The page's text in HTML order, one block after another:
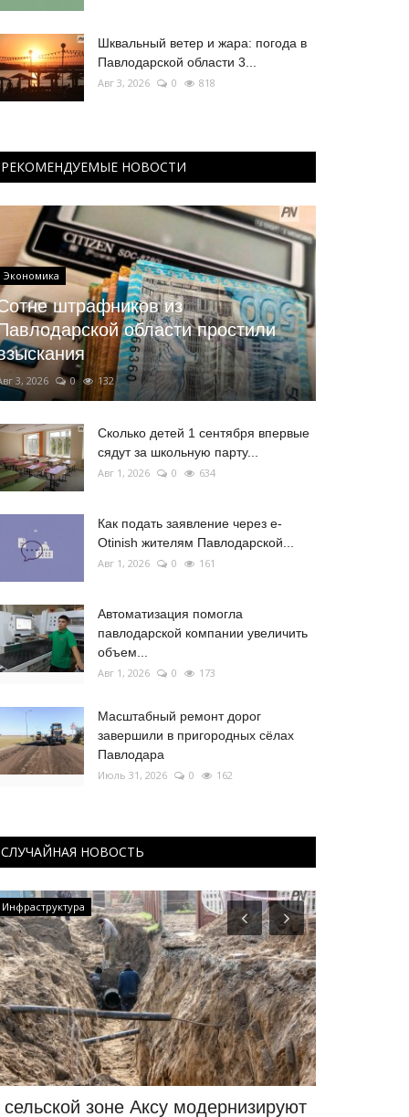
Шквальный ветер и жара: погода в
Павлодарской области 3...
Авг 3, 2026 0 818
РЕКОМЕНДУЕМЫЕ НОВОСТИ
Экономика
штрафников из
области простили
3, 2026 0 132
Сколько детей 1 сентября впервые
сядут за школьную парту...
Авг 1, 2026 0 634
Как подать заявление через e-
Otinish жителям Павлодарской...
Авг 1, 2026 0 161
Автоматизация помогла
павлодарской компании увеличить
объем...
Авг 1, 2026 0 173
Масштабный ремонт дорог
завершили в пригородных сёлах
Павлодара
Июль 31, 2026 0 162
СЛУЧАЙНАЯ НОВОСТЬ
Инфраструктура
зоне Аксу модернизируют